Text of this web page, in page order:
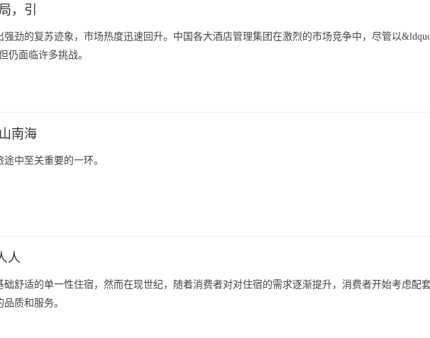
，引
强劲的复苏迹象，市场热度迅速回升。中国各大酒店管理集团在激烈的市场竞争中，尽管以
仍面临许多挑战。
南海
中至关重要的一环。
人
舒适的单一性住宿，然而在现世纪，随着消费者对对住宿的需求逐渐提升，消费者开始考虑配
质和服务。